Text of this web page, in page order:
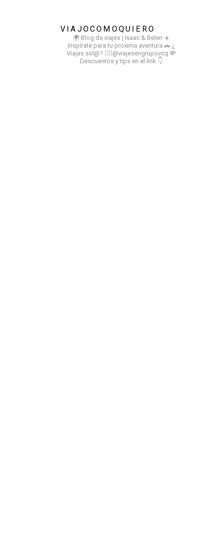
VIAJOCOMOQUIERO
🌍 Blog de viajes | Isaac & Belen ✈️
Inspírate para tu proxima aventura 🚗 ¿
Viajas sol@? 👉🏻@viajesengrupovcq 💸
Descuentos y tips en el link 👇